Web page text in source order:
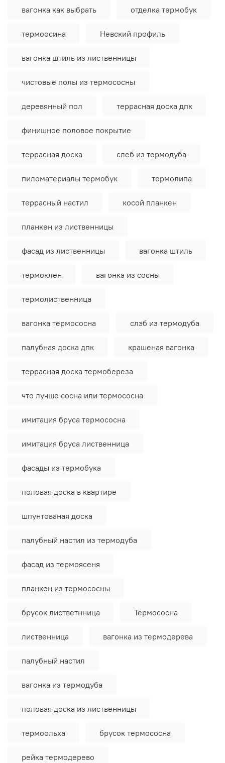
вагонка как выбрать отделка термобук
термоосина Невский профиль
вагонка штиль из лиственницы
чистовые полы из термососны
деревянный пол террасная доска дпк
финишное половое покрытие
террасная доска слеб из термодуба
пиломатериалы термобук термолипа
террасный настил косой планкен
планкен из лиственницы
фасад из лиственницы вагонка штиль
термоклен вагонка из сосны
термолиственница
вагонка термососна слэб из термодуба
палубная доска дпк крашеная вагонка
террасная доска термобереза
что лучше сосна или термососна
имитация бруса термососна
имитация бруса лиственница
фасады из термобука
половая доска в квартире
шпунтованая доска
палубный настил из термодуба
фасад из термоясеня
планкен из термососны
брусок листветнница Термососна
лиственница вагонка из термодерева
палубный настил
вагонка из термодуба
половая доска из лиственницы
термоольха брусок термососна
рейка термодерево